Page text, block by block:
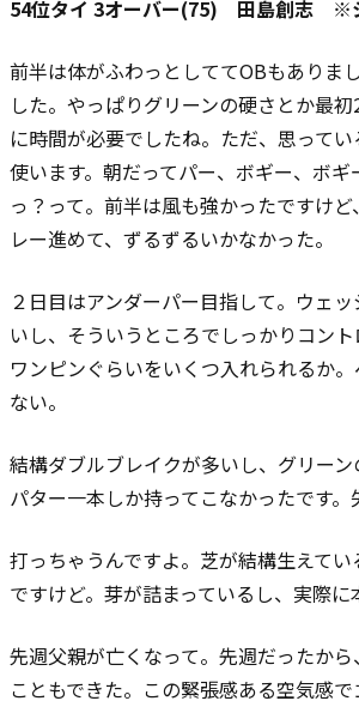
54位タイ 3オーバー(75) 田島創志 ※
前半は体がふわっとしててOBもありま
した。 やっぱりグリーンの硬さとか最
に時間が必要でしたね。ただ、思って
使います。 朝だってパー、ボギー、ボギ
っ？って。 前半は風も強かったですけ
レー進めて、ずるずるいかなかった。
２日目はアンダーパー目指して。 ウェ
いし、そういうところでしっかりコント
ワンピンぐらいをいくつ入れられるか
ない。
結構ダブルブレイクが多いし、グリーン
パター一本しか持ってこなかったです。
打っちゃうんですよ。芝が結構生えて
ですけど。 芽が詰まっているし、実際に
先週父親が亡くなって。先週だったか
こともできた。 この緊張感ある空気感